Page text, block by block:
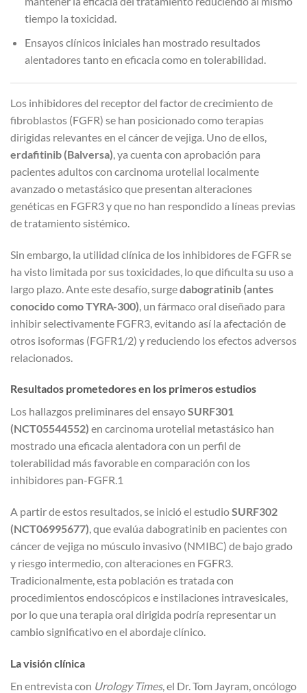
tiempo la toxicidad.
Ensayos clínicos iniciales han mostrado resultados
alentadores tanto en eficacia como en tolerabilidad.
Los inhibidores del receptor del factor de crecimiento de
fibroblastos (FGFR) se han posicionado como terapias
dirigidas relevantes en el cáncer de vejiga. Uno de ellos,
erdafitinib (Balversa) , ya cuenta con aprobación para
pacientes adultos con carcinoma urotelial localmente
avanzado o metastásico que presentan alteraciones
genéticas en FGFR3 y que no han respondido a líneas previas
de tratamiento sistémico.
Sin embargo, la utilidad clínica de los inhibidores de FGFR se
ha visto limitada por sus toxicidades, lo que dificulta su uso a
largo plazo. Ante este desafío, surgedabogratinib (antes
conocido como TYRA-300) , un fármaco oral diseñado para
inhibir selectivamente FGFR3, evitando así la afectación de
otros isoformas (FGFR1/2) y reduciendo los efectos adversos
relacionados.
Resultados prometedores en los primeros estudios
Los hallazgos preliminares del ensayoSURF301
(NCT05544552) en carcinoma urotelial metastásico han
mostrado una eficacia alentadora con un perfil de
tolerabilidad más favorable en comparación con los
inhibidores pan-FGFR.1
A partir de estos resultados, se inició el estudioSURF302
(NCT06995677), que evalúa dabogratinib en pacientes con
cáncer de vejiga no músculo invasivo (NMIBC) de bajo grado
y riesgo intermedio, con alteraciones en FGFR3.
Tradicionalmente, esta población es tratada con
procedimientos endoscópicos e instilaciones intravesicales,
por lo que una terapia oral dirigida podría representar un
cambio significativo en el abordaje clínico.
La visión clínica
En entrevista con Urology Times, el Dr. Tom Jayram, oncólogo